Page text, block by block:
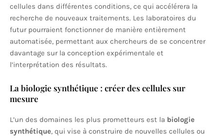
cellules dans différentes conditions, ce qui accélérera la
recherche de nouveaux traitements. Les laboratoires du
futur pourraient fonctionner de manière entièrement
automatisée, permettant aux chercheurs de se concentrer
davantage sur la conception expérimentale et
l’interprétation des résultats.
La biologie synthétique : créer des cellules sur
mesure
L’un des domaines les plus prometteurs est la biologie
synthétique, qui vise à construire de nouvelles cellules ou